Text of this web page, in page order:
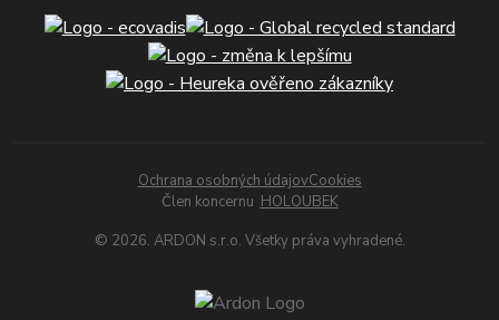
Ochrana osobných údajovCookies
Člen koncernu HOLOUBEK
© 2026. ARDON s.r.o. Všetky práva vyhradené.